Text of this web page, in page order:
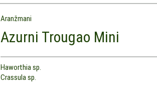
Aranžmani
Azurni Trougao Mini
Haworthia sp.
Crassula sp.